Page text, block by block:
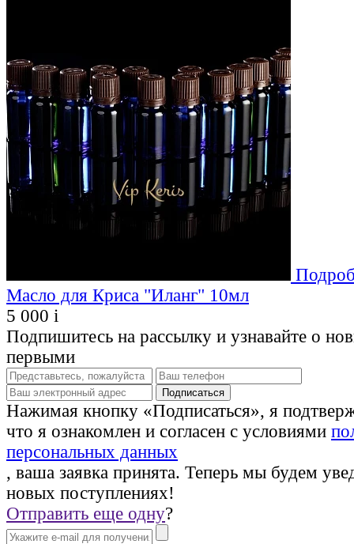
Масло для Криса "Иланг" 10мл
5 000 i
Подпишитесь на рассылку и узнавайте о
первыми
Нажимая кнопку «Подписаться», я
что я ознакомлен и согласен с условиями
персональных данных
, ваша заявка принята. Теперь мы будем
новых поступлениях!
Отправить еще одну?